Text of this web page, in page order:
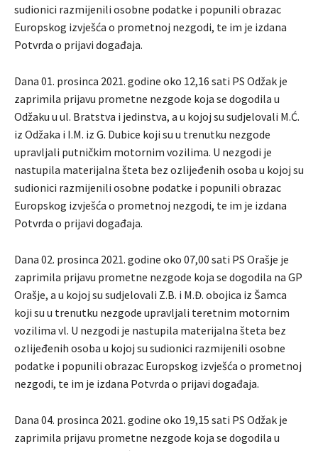
sudionici razmijenili osobne podatke i popunili obrazac
Europskog izvješća o prometnoj nezgodi, te im je izdana
Potvrda o prijavi događaja.
Dana 01. prosinca 2021. godine oko 12,16 sati PS Odžak je
zaprimila prijavu prometne nezgode koja se dogodila u
Odžaku u ul. Bratstva i jedinstva, a u kojoj su sudjelovali M.Ć.
iz Odžaka i I.M. iz G. Dubice koji su u trenutku nezgode
upravljali putničkim motornim vozilima. U nezgodi je
nastupila materijalna šteta bez ozlijeđenih osoba u kojoj su
sudionici razmijenili osobne podatke i popunili obrazac
Europskog izvješća o prometnoj nezgodi, te im je izdana
Potvrda o prijavi događaja.
Dana 02. prosinca 2021. godine oko 07,00 sati PS Orašje je
zaprimila prijavu prometne nezgode koja se dogodila na GP
Orašje, a u kojoj su sudjelovali Z.B. i M.Đ. obojica iz Šamca
koji su u trenutku nezgode upravljali teretnim motornim
vozilima vl. U nezgodi je nastupila materijalna šteta bez
ozlijeđenih osoba u kojoj su sudionici razmijenili osobne
podatke i popunili obrazac Europskog izvješća o prometnoj
nezgodi, te im je izdana Potvrda o prijavi događaja.
Dana 04. prosinca 2021. godine oko 19,15 sati PS Odžak je
zaprimila prijavu prometne nezgode koja se dogodila u